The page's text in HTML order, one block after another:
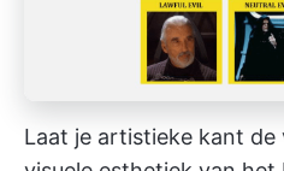
Laat je artistieke kant de